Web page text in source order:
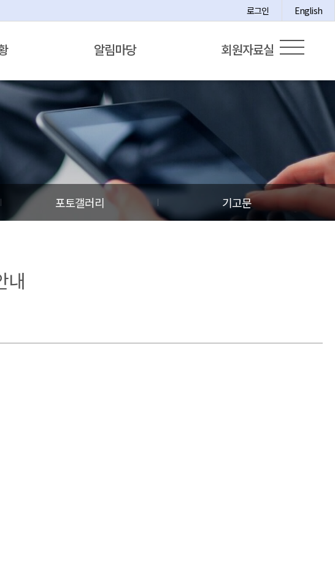
로그인 English
알림마당 회원자료실
포토갤러리 기고문
내